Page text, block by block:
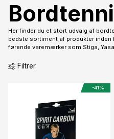
Her finder du et stort udvalg af
bedste sortiment af produkter
førende varemærker som Stiga,
Filtrer
-41%